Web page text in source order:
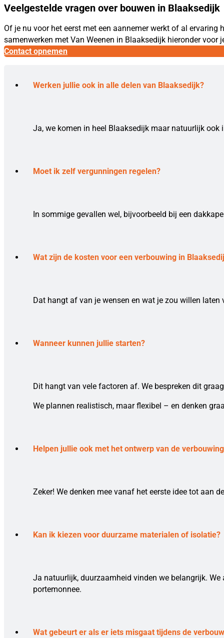
Veelgestelde vragen over bouwen in Blaaksedijk
Of je nu voor het eerst met een aannemer werkt of al
samenwerken met Van Weenen in Blaaksedijk hieronder
Contact opnemen
Werken jullie ook in alle delen van Blaaksedijk?
Ja, we komen in heel Blaaksedijk maar natuurlijk ook
Moet ik zelf vergunningen regelen?
In sommige gevallen wel, bijvoorbeeld bij een
Wat zijn de kosten voor een verbouwing in
Dat hangt af van je wensen en wat je zou willen
Wanneer kunnen jullie starten?
Dit hangt van vele factoren af. We bespreken dit
We plannen realistisch, maar flexibel – en denken
Helpen jullie ook met het ontwerp van de
Zeker! We denken mee vanaf het eerste idee tot aan
Kan ik kiezen voor duurzame materialen of isolatie?
Ja natuurlijk, duurzaamheid vinden we belangrijk.
portemonnee.
Wat gebeurt er als er iets misgaat tijdens de